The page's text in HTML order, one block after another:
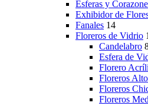
Esferas y
Exhibidor de
Fanales 14
Floreros de Vidrio
Candelabro
Esfera de
Florero
Floreros
Floreros
Floreros